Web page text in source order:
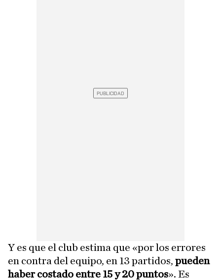
Y es que el club estima que «por los errores
en contra del equipo, en 13 partidos, pueden
haber costado entre 15 y 20 puntos». Es